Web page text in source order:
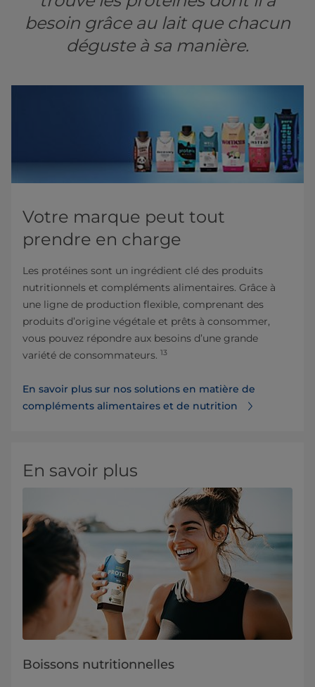
besoin grâce au lait que chacun
déguste à sa manière.
Votre marque peut tout
prendre en charge
Les protéines sont un ingrédient clé des produits
nutritionnels et compléments alimentaires. Grâce à
une ligne de production flexible, comprenant des
produits d’origine végétale et prêts à consommer,
vous pouvez répondre aux besoins d’une grande
variété de consommateurs. 13
En savoir plus sur nos solutions en matière de
compléments alimentaires et de nutrition
En savoir plus
Boissons nutritionnelles